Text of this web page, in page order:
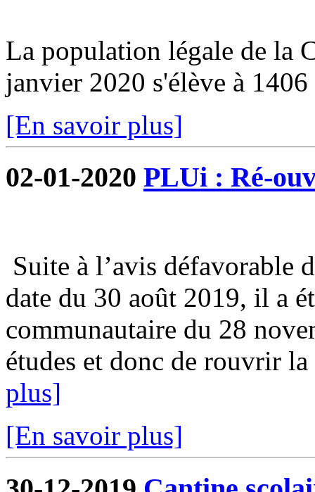
La population légale de la
janvier 2020 s'élève à
[En savoir plus]
02-01-2020 PLUi : Ré-
Suite à l’avis défavorable
date du 30 août 2019, il a
communautaire du 28
études et donc de rouvrir
plus]
[En savoir plus]